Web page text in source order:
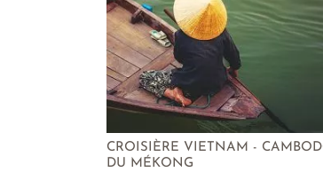
CROISIÈRE VIETNAM -
DU MÉKONG